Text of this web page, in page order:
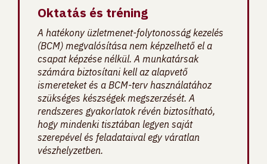
Oktatás és tréning
A hatékony üzletmenet-folytonosság kezelés
(BCM) megvalósítása nem képzelhető el a
csapat képzése nélkül. A munkatársak
számára biztosítani kell az alapvető
ismereteket és a BCM-terv használatához
szükséges készségek megszerzését. A
rendszeres gyakorlatok révén biztosítható,
hogy mindenki tisztában legyen saját
szerepével és feladataival egy váratlan
vészhelyzetben.